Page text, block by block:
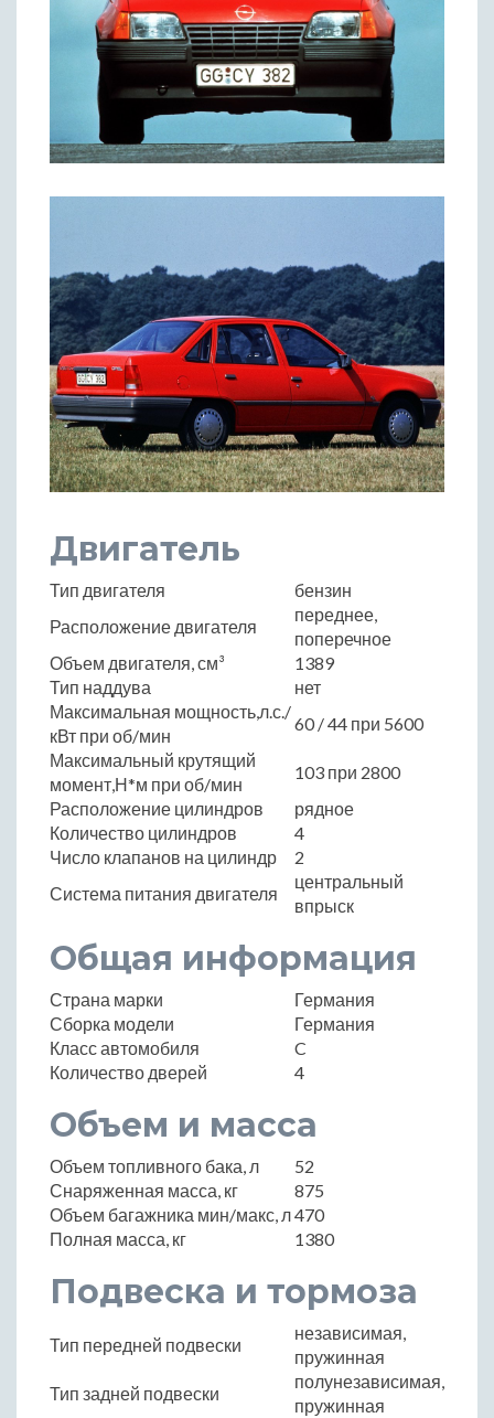
Двигатель
Тип двигателя
бензин
Расположение двигателя
переднее,
поперечное
Объем двигателя, см³
1389
Тип наддува
нет
Максимальная мощность,л.с./
кВт при об/мин
60 / 44 при 5600
Максимальный крутящий
момент,Н*м при об/мин
103 при 2800
Расположение цилиндров
рядное
Количество цилиндров
4
Число клапанов на цилиндр
2
Система питания двигателя
центральный
впрыск
Общая информация
Страна марки
Германия
Сборка модели
Германия
Класс автомобиля
C
Количество дверей
4
Объем и масса
Объем топливного бака, л
52
Снаряженная масса, кг
875
Объем багажника мин/макс, л470
Полная масса, кг
1380
Подвеска и тормоза
Тип передней подвески
независимая,
пружинная
Тип задней подвески
полунезависимая,
пружинная